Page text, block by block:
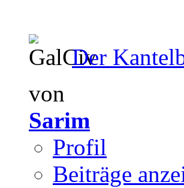
Der
von
Sarim
Profil
Beiträge